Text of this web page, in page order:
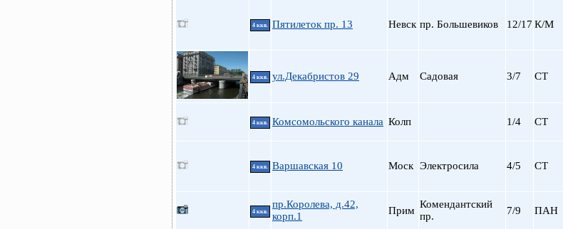
4 ккв. Пятилеток пр. 13 Невск пр. Большевиков 12/17 К/М
4 ккв. ул.Декабристов 29 Адм Садовая 3/7 СТ
4 ккв. Комсомольского канала Колп 1/4 СТ
4 ккв. Варшавская 10 Моск Электросила 4/5 СТ
4 ккв.
пр.Королева, д.42,
корп.1
Прим
Комендантский
пр.
7/9 ПАН